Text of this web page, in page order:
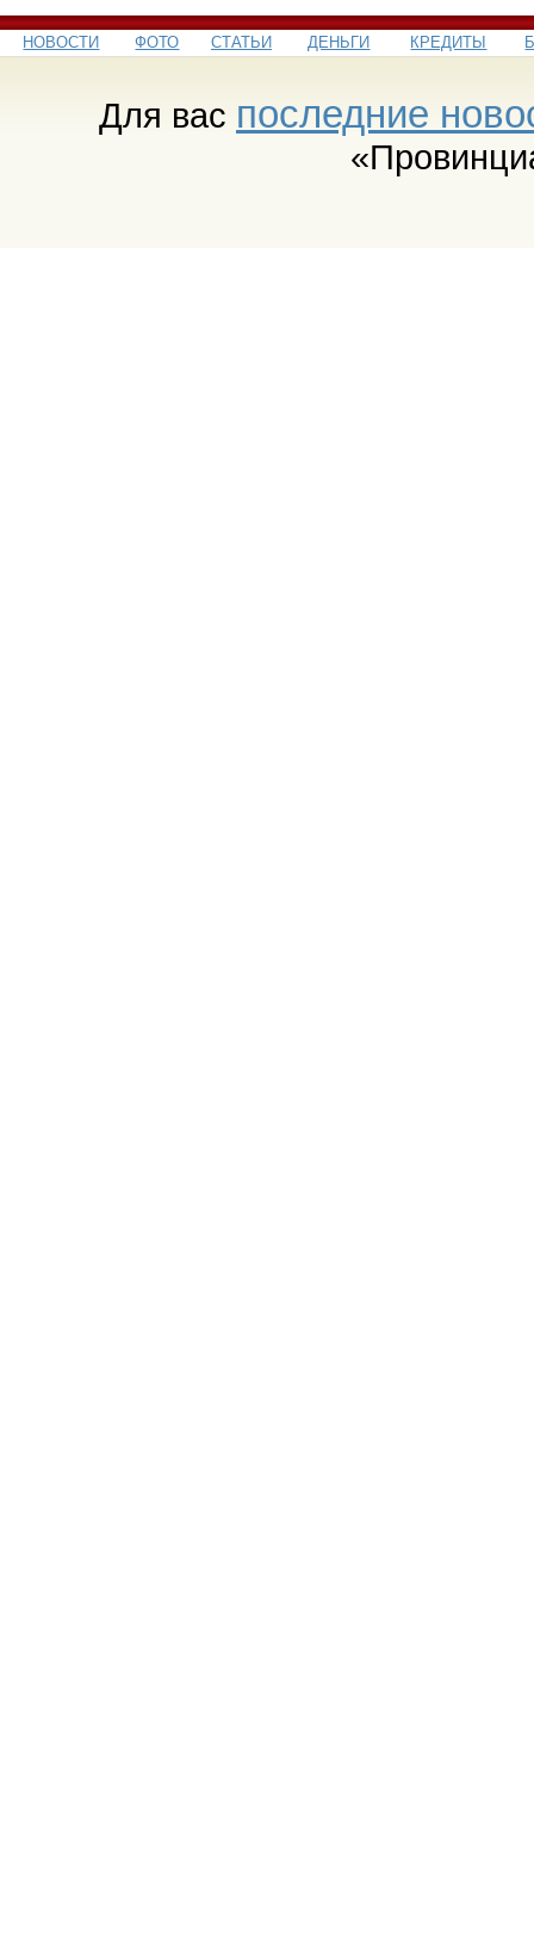
НОВОСТИ ФОТО СТАТЬИ ДЕНЬГИ КРЕДИТЫ
Для вас последние